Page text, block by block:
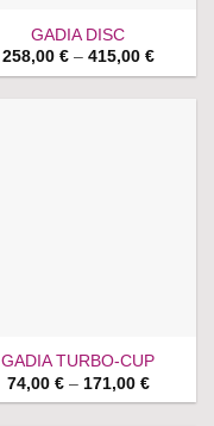
GADIA DISC
258,00 € – 415,00 €Price
GADIA TURBO-CUP
74,00 € – 171,00 €Price